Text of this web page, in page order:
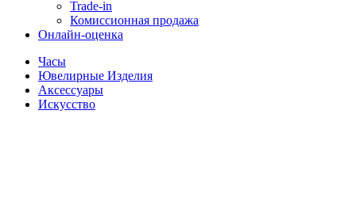
Trade-in
Комиссионная продажа
Онлайн-оценка
Часы
Ювелирные Изделия
Аксессуары
Искусство